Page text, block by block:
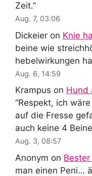
Zeit.”
Aug. 7, 03:06
Dickeier on Knie
beine wie
hebelwirkungen
Aug. 6, 14:59
Krampus on Hund
“Respekt, ich
auf die Fresse
auch keine 4
Aug. 3, 08:57
Anonym on
man einen Peni…